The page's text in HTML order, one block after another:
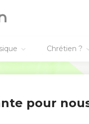
Chrétien ?
pour